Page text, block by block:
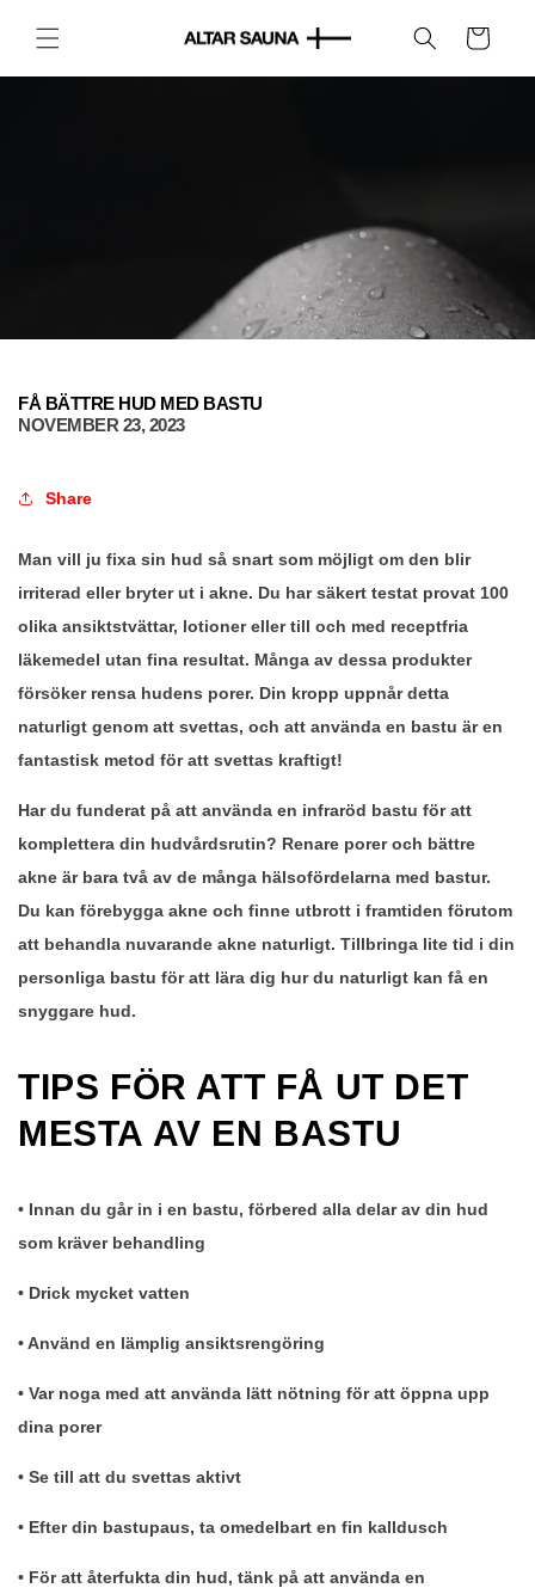
content
Cart
FÅ BÄTTRE HUD MED BASTU
NOVEMBER 23, 2023
Share
Man vill ju fixa sin hud så snart som möjligt om den blir
irriterad eller bryter ut i akne. Du har säkert testat provat 100
olika ansiktstvättar, lotioner eller till och med receptfria
läkemedel utan fina resultat. Många av dessa produkter
försöker rensa hudens porer. Din kropp uppnår detta
naturligt genom att svettas, och att använda en bastu är en
fantastisk metod för att svettas kraftigt!
Har du funderat på att använda en infraröd bastu för att
komplettera din hudvårdsrutin? Renare porer och bättre
akne är bara två av de många hälsofördelarna med bastur.
Du kan förebygga akne och finne utbrott i framtiden förutom
att behandla nuvarande akne naturligt. Tillbringa lite tid i din
personliga bastu för att lära dig hur du naturligt kan få en
snyggare hud.
TIPS FÖR ATT FÅ UT DET
MESTA AV EN BASTU
• Innan du går in i en bastu, förbered alla delar av din hud
som kräver behandling
• Drick mycket vatten
• Använd en lämplig ansiktsrengöring
• Var noga med att använda lätt nötning för att öppna upp
dina porer
• Se till att du svettas aktivt
• Efter din bastupaus, ta omedelbart en fin kalldusch
• För att återfukta din hud, tänk på att använda en